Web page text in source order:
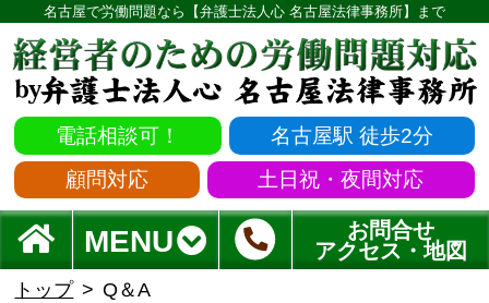
名古屋で労働問題なら【弁護士法人心 名古屋法律事務所】まで
電話相談可！
名古屋駅 徒歩2分
顧問対応
土日祝・夜間対応
MENU
お問合せ
アクセス・地図
トップ Q＆A